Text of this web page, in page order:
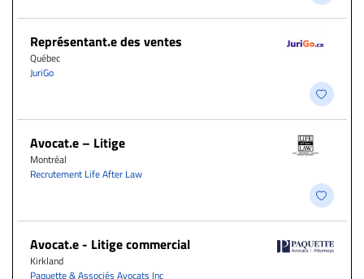
Représentant.e des ventes
Québec
JuriGo
Avocat.e – Litige
Montréal
Recrutement Life After Law
Avocat.e - Litige commercial
Kirkland
Paquette & Associés Avocats Inc